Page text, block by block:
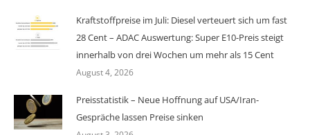
Kraftstoffpreise im Juli: Diesel verteuert sich um fast
28 Cent – ADAC Auswertung: Super E10-Preis steigt
innerhalb von drei Wochen um mehr als 15 Cent
August 4, 2026
Preisstatistik – Neue Hoffnung auf USA/Iran-
Gespräche lassen Preise sinken